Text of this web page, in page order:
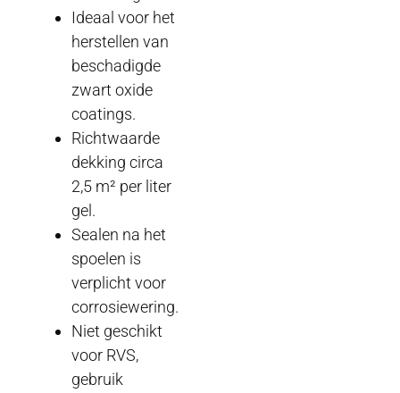
Ideaal voor het
herstellen van
beschadigde
zwart oxide
coatings.
Richtwaarde
dekking circa
2,5 m² per liter
gel.
Sealen na het
spoelen is
verplicht voor
corrosiewering.
Niet geschikt
voor RVS,
gebruik